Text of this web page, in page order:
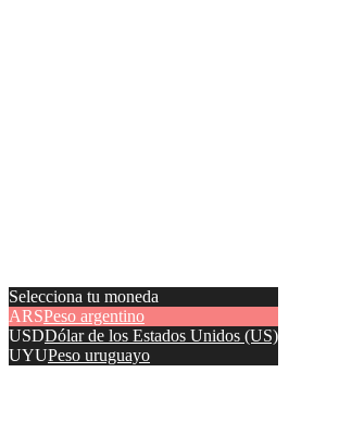
Selecciona tu moneda
ARSPeso argentino
USDDólar de los Estados Unidos (US)
UYUPeso uruguayo